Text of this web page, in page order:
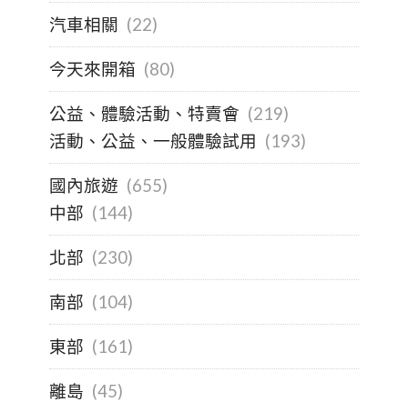
汽車相關 (22)
今天來開箱 (80)
公益、體驗活動、特賣會 (219)
活動、公益、一般體驗試用 (193)
國內旅遊 (655)
中部 (144)
北部 (230)
南部 (104)
東部 (161)
離島 (45)